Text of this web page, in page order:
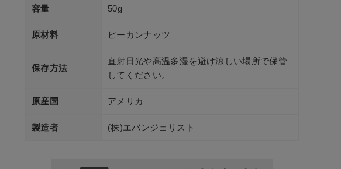
容量 50g
原材料 ピーカンナッツ
保存方法
直射日光や高温多湿を避け涼しい場所で保管
してください。
原産国 アメリカ
製造者 (株)エバンジェリスト